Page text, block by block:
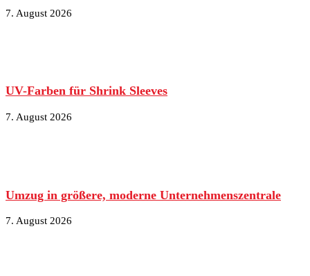
7. August 2026
UV-Farben für Shrink Sleeves
7. August 2026
Umzug in größere, moderne Unternehmenszentrale
7. August 2026